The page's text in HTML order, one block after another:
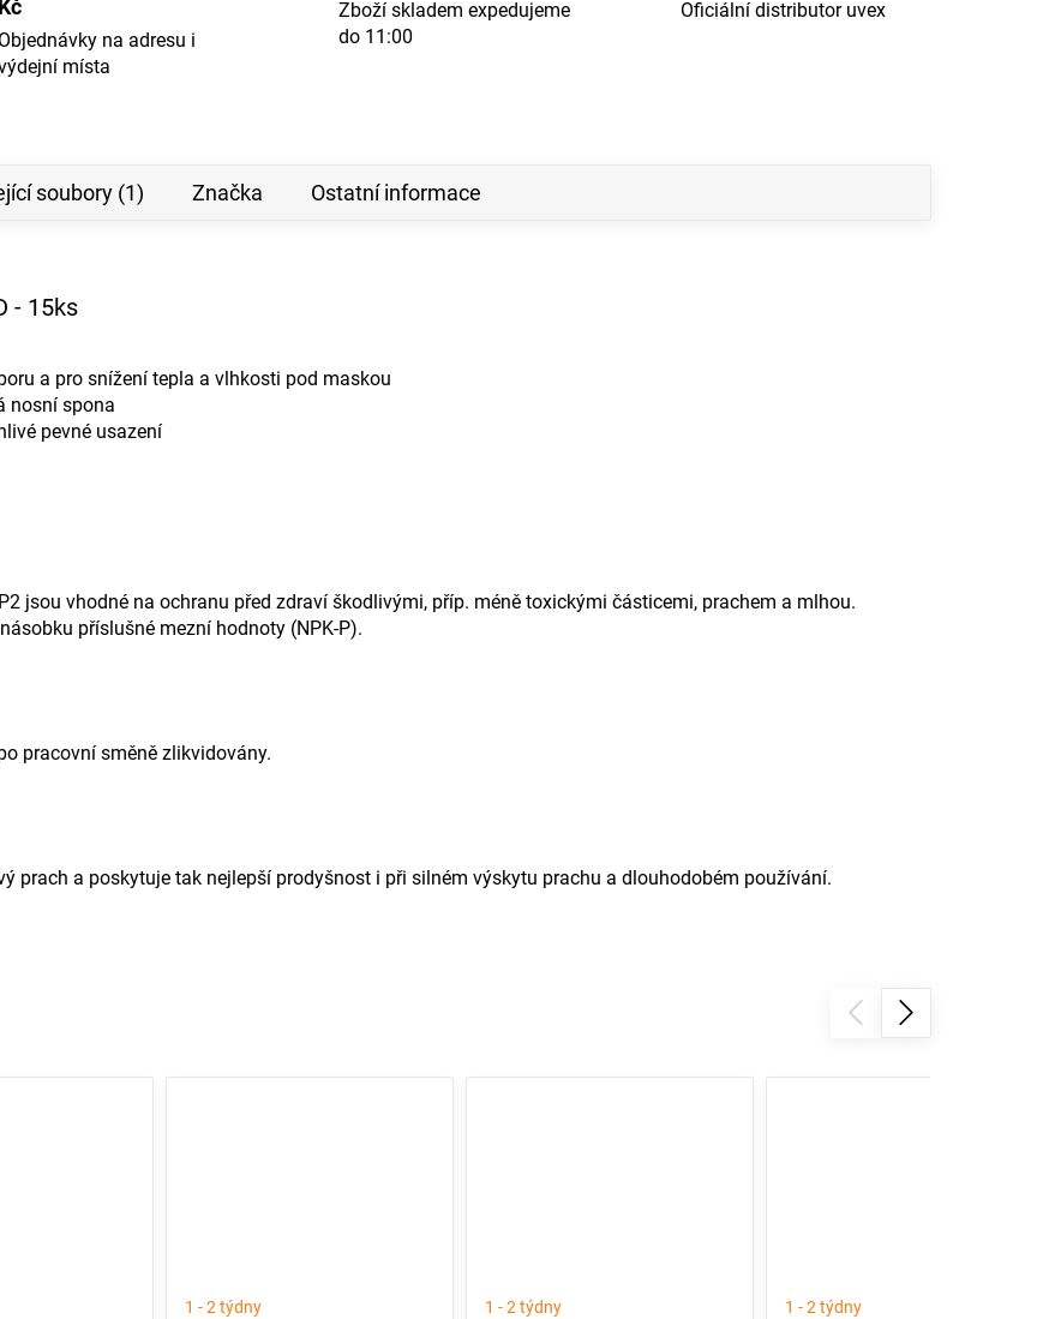
Kč
Objednávky na adresu i
místa
Zboží skladem expedujeme
do 11:00
Oficiální distributor uvex
1 - 2 týdny 1 - 2 týdny 1 - 2 týdny
soubory (1) Značka Ostatní informace
- 15ks
a pro snížení tepla a vlhkosti pod maskou
nosní spona
pevné usazení
jsou vhodné na ochranu před zdraví škodlivými, příp. méně toxickými částicemi, prachem a mlhou.
příslušné mezní hodnoty (NPK-P).
pracovní směně zlikvidovány.
prach a poskytuje tak nejlepší prodyšnost i při silném výskytu prachu a dlouhodobém používání.